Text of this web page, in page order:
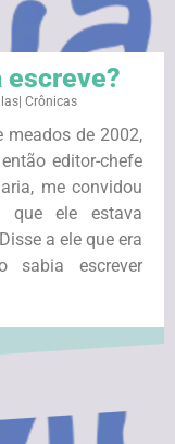
escreve?
Crônicas
meados de 2002,
editor-chefe
me convidou
que ele estava
a ele que era
sabia escrever